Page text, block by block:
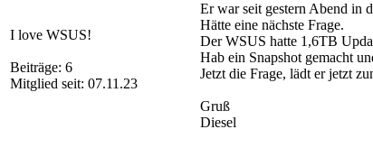
I love WSUS!
Beiträge: 6
Mitglied seit: 07.11.23
Er war seit gestern Abend in
Hätte eine nächste Frage.
Der WSUS hatte 1,6TB
Hab ein Snapshot gemacht
Jetzt die Frage, lädt er jetzt
Gruß
Diesel